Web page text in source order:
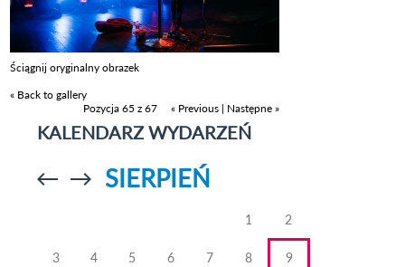
Ściągnij oryginalny obrazek
« Back to gallery
Pozycja 65 z 67
« Previous | Następne »
KALENDARZ WYDARZEŃ
Przejdź doPrzejdź do
SIERPIEŃ
1 2
3 4 5 6 7 8 9